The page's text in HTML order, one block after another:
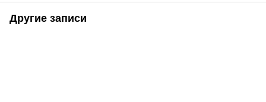
Другие записи